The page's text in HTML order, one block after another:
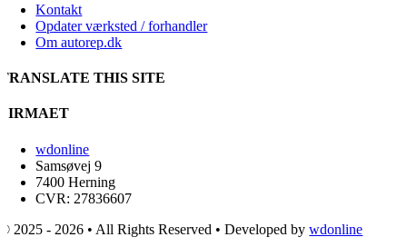
Kontakt
Opdater værksted / forhandler
Om autorep.dk
TRANSLATE THIS SITE
FIRMAET
wdonline
Samsøvej 9
7400 Herning
CVR: 27836607
© 2025 - 2026 • All Rights Reserved • Developed bywdonline